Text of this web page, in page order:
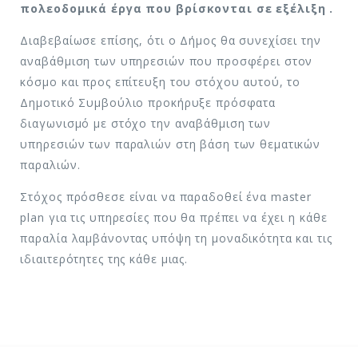
πολεοδομικά έργα που βρίσκονται σε εξέλιξη .
Διαβεβαίωσε επίσης, ότι ο Δήμος θα συνεχίσει την
αναβάθμιση των υπηρεσιών που προσφέρει στον
κόσμο και προς επίτευξη του στόχου αυτού, το
Δημοτικό Συμβούλιο προκήρυξε πρόσφατα
διαγωνισμό με στόχο την αναβάθμιση των
υπηρεσιών των παραλιών στη βάση των θεματικών
παραλιών.
Στόχος πρόσθεσε είναι να παραδοθεί ένα master
plan για τις υπηρεσίες που θα πρέπει να έχει η κάθε
παραλία λαμβάνοντας υπόψη τη μοναδικότητα και τις
ιδιαιτερότητες της κάθε μιας.